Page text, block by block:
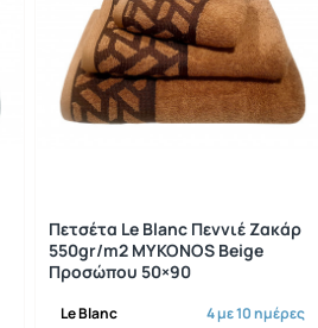
Le Blanc 4 με 10 ημέρες
Πετσέτα Le Blanc Πεννιέ Ζακάρ
550gr/m2 MYKONOS Beige
Προσώπου 50×90